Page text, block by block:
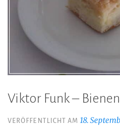
Viktor Funk –
VERÖFFENTLICHT AM18.